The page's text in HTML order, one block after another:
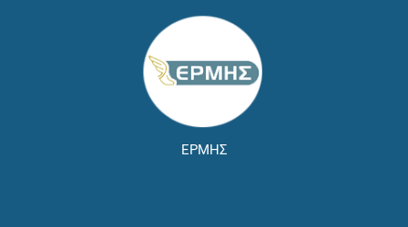
ΕΡΜΗΣ